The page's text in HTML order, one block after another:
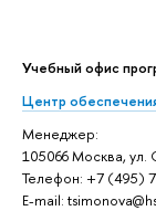
Учебный офис
Центр
Менеджер:
105066 Москва, ул.
Телефон: +7 (495)
E-mail: